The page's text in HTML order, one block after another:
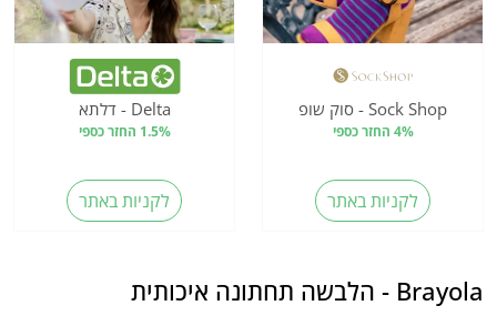
Sock Shop - סוק שופ
4% החזר כספי
לקניות באתר
Delta - דלתא
1.5% החזר כספי
לקניות באתר
Brayola - הלבשה תחתונה איכותית